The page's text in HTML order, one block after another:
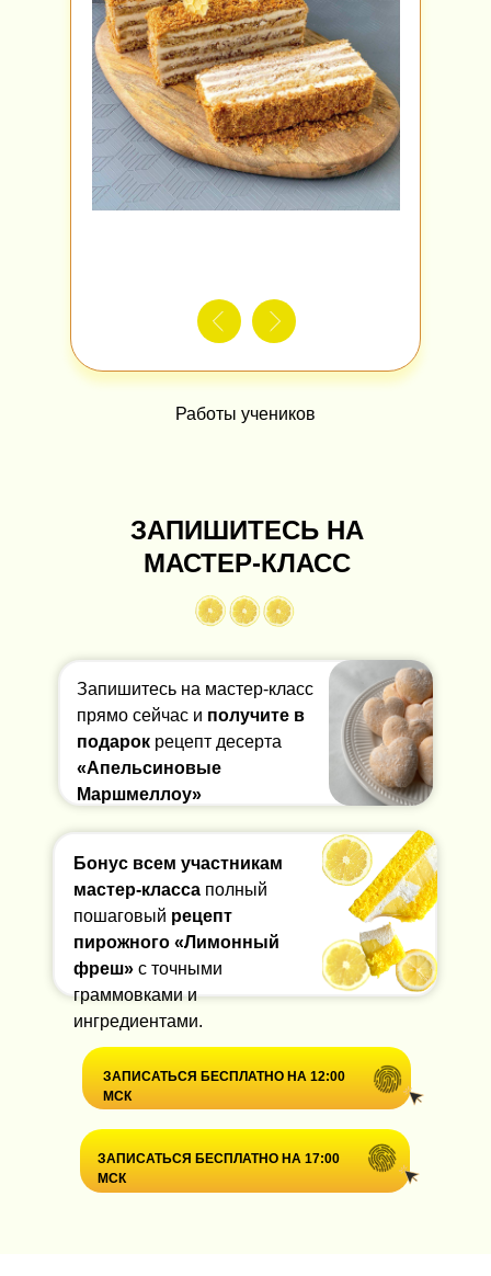
Работы учеников
ЗАПИШИТЕСЬ НА
МАСТЕР-КЛАСС
Бонус всем участникам
мастер-класса полный
пошаговый рецепт
пирожного «Лимонный
фреш» с точными
граммовками и
ингредиентами.
Запишитесь на мастер-класс
прямо сейчас и получите в
подарок рецепт десерта
«Апельсиновые
Маршмеллоу»
ЗАПИСАТЬСЯ БЕСПЛАТНО НА 12:00
МСК
ЗАПИСАТЬСЯ БЕСПЛАТНО НА 17:00
МСК